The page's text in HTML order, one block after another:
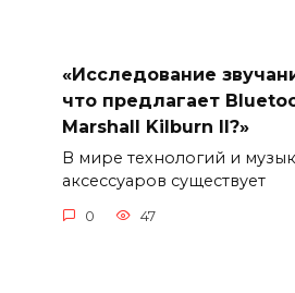
«Исследование
что предлагает
Marshall Kilburn II?»
В мире технологий и
аксессуаров существует
0 47